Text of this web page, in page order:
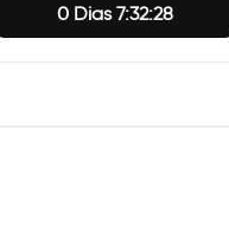
0 Dias 7:32:27